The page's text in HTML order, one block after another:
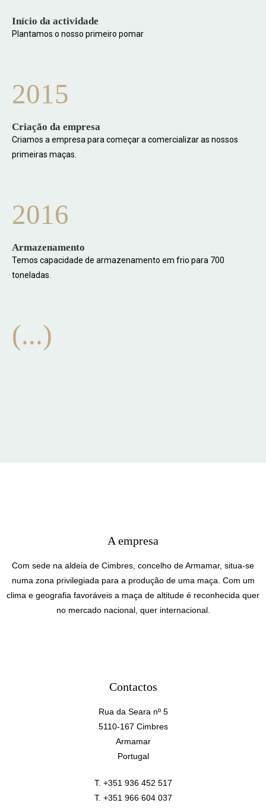
Início da actividade
Plantamos o nosso primeiro pomar
2015
Criação da empresa
Criamos a empresa para começar a comercializar as nossos
primeiras maças.
2016
Armazenamento
Temos capacidade de armazenamento em frio para 700
toneladas.
(...)
A empresa
Com sede na aldeia de Cimbres, concelho de Armamar, situa-se
numa zona privilegiada para a produção de uma maça. Com um
clima e geografia favoráveis a maça de altitude é reconhecida quer
no mercado nacional, quer internacional.
Contactos
Rua da Seara nº 5
5110-167 Cimbres
Armamar
Portugal
T. +351 936 452 517
T. +351 966 604 037